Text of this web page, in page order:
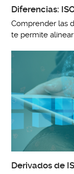
Diferencias:
Comprender las
te permite
Derivados de